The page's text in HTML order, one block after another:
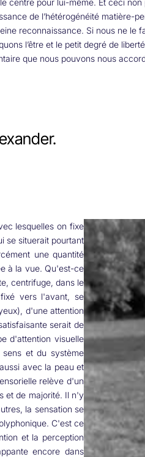
centre pour lui-même. Et ceci non
de l’hétérogénéité matière-
reconnaissance. Si nous ne le
l’être et le petit degré de liberté
que nous pouvons nous
lesquelles on fixe
se situerait pourtant
une quantité
à la vue. Qu'est-ce
centrifuge, dans le
vers l'avant, se
d'une attention
serait de
d'attention visuelle
et du système
avec la peau et
relève d'un
et de majorité. Il n'y
la sensation se
C'est ce
et la perception
encore dans